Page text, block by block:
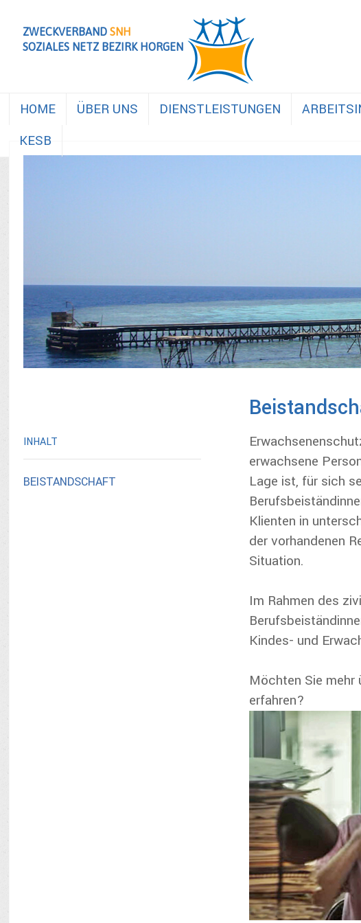
ZWECKVERBAND SNH
SOZIALES NETZ BEZIRK HORGEN
HOME ÜBER UNS DIENSTLEISTUNGEN
KESB
INHALT
BEISTANDSCHAFT
erwachsene
Lage ist, für sich
Klienten in
der vorhandenen
Situation.
Im Rahmen des
Kindes- und
Möchten Sie mehr
erfahren?